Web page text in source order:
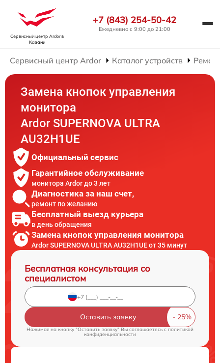
Сервисный центр Ardorв
Казани
+7 (843) 254-50-42
Ежедневно с 9:00 до 21:00
Сервисный центр Ardor Каталог устройств
Замена кнопок управления
монитора
Ardor SUPERNOVA ULTRA
AU32H1UE
Официальный сервис
Гарантийное обслуживание
монитора Ardor до 3 лет
Диагностика за наш счет,
ремонт по желанию
Бесплатный выезд курьера
в день обращения
Замена кнопок управления монитора
Ardor SUPERNOVA ULTRA AU32H1UE от 35 минут
Бесплатная консультация со
специалистом
Оставить заявку
Нажимая на кнопку "Оставить заявку" Вы соглашаетесь cполитикой
конфиденциальности